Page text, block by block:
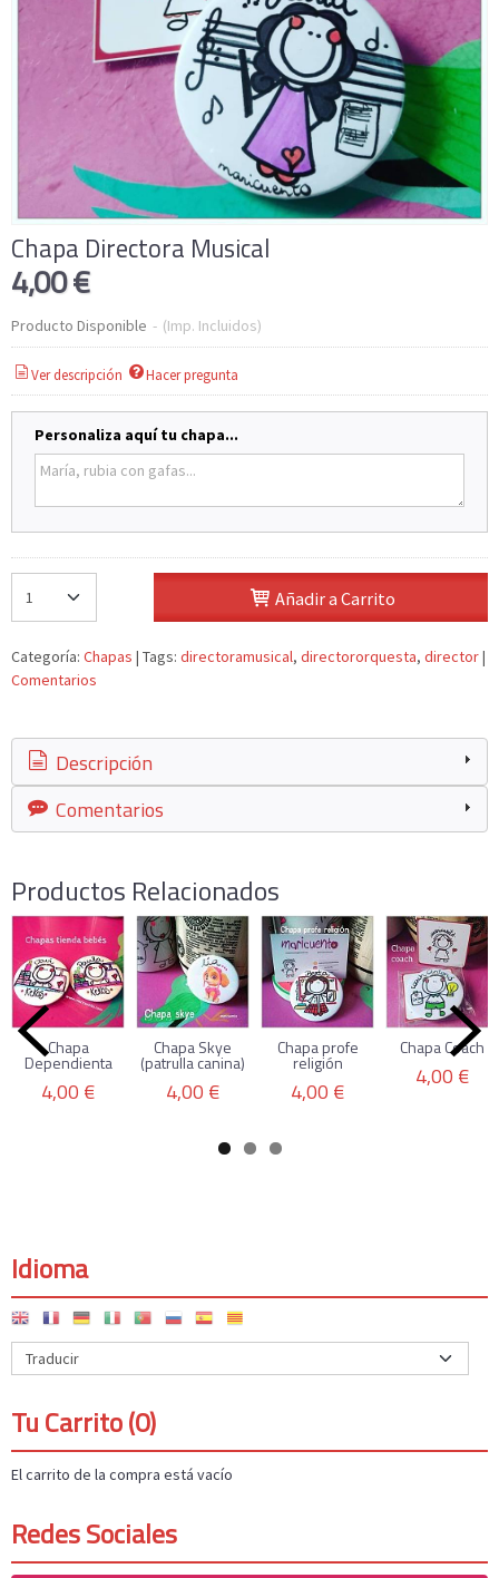
Idioma
Tu Carrito (0)
El carrito de la compra está vacío
Redes Sociales
Chapa Directora Musical
4,00 €
Producto Disponible - (Imp. Incluidos)
Ver descripción Hacer pregunta
Personaliza aquí tu chapa...
Añadir a Carrito
Categoría: Chapas | Tags: directoramusical directororquesta director|
Comentarios
Descripción
Comentarios
Productos Relacionados
Chapa
Dependienta
4,00 €
Chapa Skye
(patrulla canina)
4,00 €
Chapa profe
religión
4,00 €
Chapa Coach
4,00 €